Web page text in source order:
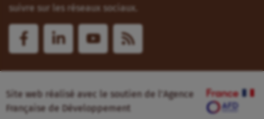
suivre sur les réseaux sociaux.
Site web réalisé avec le soutien de l’Agence
Française de Développement